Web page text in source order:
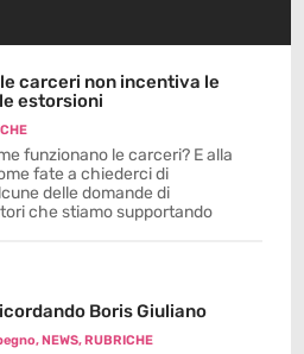
carceri non incentiva le
estorsioni
funzionano le carceri? E alla
fate a chiederci di
delle domande di
che stiamo supportando
Boris Giuliano
,NEWS,RUBRICHE